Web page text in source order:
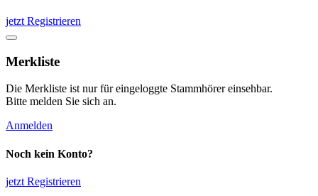
jetzt Registrieren
Merkliste
Die Merkliste ist nur für eingeloggte Stammhörer einsehbar.
Bitte melden Sie sich an.
Anmelden
Noch kein Konto?
jetzt Registrieren